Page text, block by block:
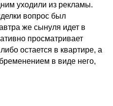
уходили из рекламы.
вопрос был
же сынуля идет в
просматривает
остается в квартире, а
в виде него,